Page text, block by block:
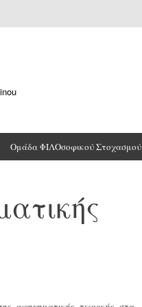
Ομάδα ΦΙΛΟσοφικού Στοχασμού